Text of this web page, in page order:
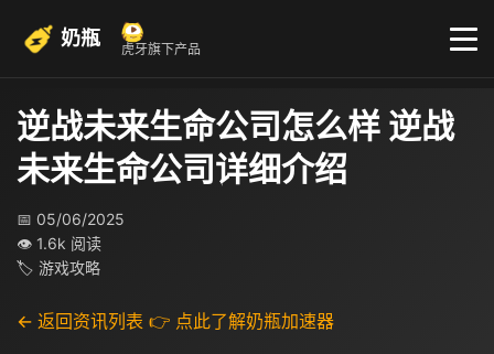
奶瓶 虎牙旗下产品
逆战未来生命公司怎么样 逆战
未来生命公司详细介绍
📅 05/06/2025
👁 1.6k 阅读
🏷 游戏攻略
← 返回资讯列表 👉 点此了解奶瓶加速器